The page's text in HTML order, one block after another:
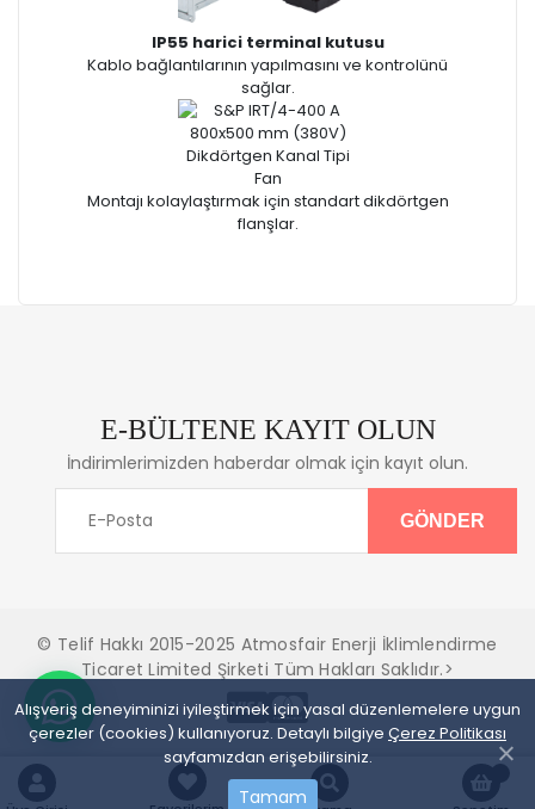
IP55 harici terminal kutusu
Kablo bağlantılarının yapılmasını ve kontrolünü
sağlar.
Montajı kolaylaştırmak için standart dikdörtgen
flanşlar.
Alışveriş deneyiminizi iyileştirmek için yasal düzenlemelere uygun
çerezler (cookies) kullanıyoruz. Detaylı bilgiye Çerez Politikası
sayfamızdan erişebilirsiniz.
Tamam
E-BÜLTENE KAYIT OLUN
İndirimlerimizden haberdar olmak için kayıt olun.
© Telif Hakkı 2015-2025 Atmosfair Enerji İklimlendirme
Ticaret Limited Şirketi Tüm Hakları Saklıdır.>